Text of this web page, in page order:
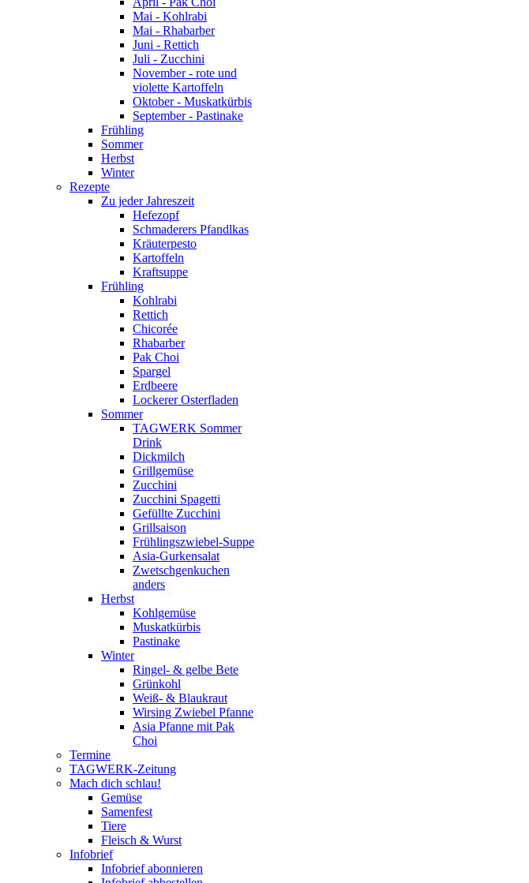
Mai - Kohlrabi
Mai - Rhabarber
Juni - Rettich
Juli - Zucchini
November - rote und
violette Kartoffeln
Oktober - Muskatkürbis
September - Pastinake
Frühling
Sommer
Herbst
Winter
Rezepte
Zu jeder Jahreszeit
Hefezopf
Schmaderers Pfandlkas
Kräuterpesto
Kartoffeln
Kraftsuppe
Frühling
Kohlrabi
Rettich
Chicorée
Rhabarber
Pak Choi
Spargel
Erdbeere
Lockerer Osterfladen
Sommer
TAGWERK Sommer
Drink
Dickmilch
Grillgemüse
Zucchini
Zucchini Spagetti
Gefüllte Zucchini
Grillsaison
Frühlingszwiebel-Suppe
Asia-Gurkensalat
Zwetschgenkuchen
anders
Herbst
Kohlgemüse
Muskatkürbis
Pastinake
Winter
Ringel- & gelbe Bete
Grünkohl
Weiß- & Blaukraut
Wirsing Zwiebel Pfanne
Asia Pfanne mit Pak
Choi
Termine
TAGWERK-Zeitung
Mach dich schlau!
Gemüse
Samenfest
Tiere
Fleisch & Wurst
Infobrief
Infobrief abonnieren